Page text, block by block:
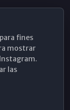
fines
mostrar
las